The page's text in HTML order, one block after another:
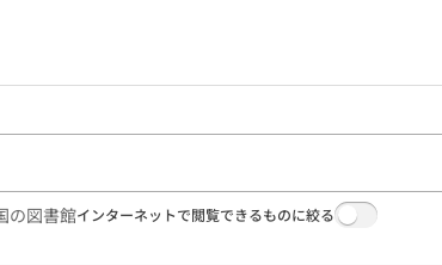
の図書館インターネットで閲覧できるものに絞る